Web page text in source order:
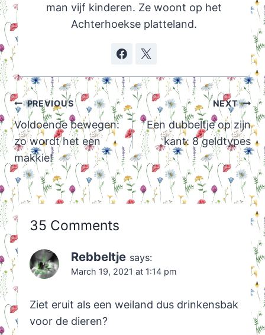
man vijf kinderen. Ze woont op het
Achterhoekse platteland.
Post
navigation
PREVIOUS
Voldoende bewegen:
zo wordt het een
makkie!
NEXT
Een dubbeltje op zijn
kant: 8 geldtypes
35 Comments
Rebbeltje says:
March 19, 2021 at 1:14 pm
Ziet eruit als een weiland dus drinkensbak
voor de dieren?